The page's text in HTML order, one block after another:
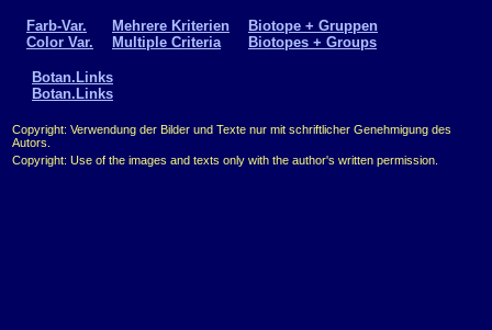
Farb-Var.
Color Var.
Mehrere Kriterien
Multiple Criteria
Biotope + Gruppen
Biotopes + Groups
Botan.Links
Botan.Links
Copyright: Verwendung der Bilder und Texte nur mit schriftlicher Genehmigung des
Autors.
Copyright: Use of the images and texts only with the author's written permission.